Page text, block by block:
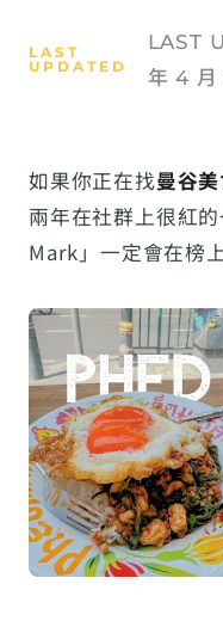
LAST
年 4 月
如果你正在找曼谷
兩年在社群上很紅
Mark」一定會在榜